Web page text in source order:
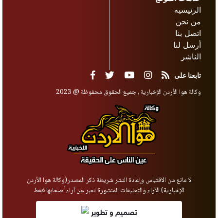
الرئيسية
من نحن
اتصل بنا
أرسل لنا
الناشر
تابعنا على
وكالة هوا الأردن الإخبارية ، جميع الحقوق محفوظة @ 2023
لا مانع من الاقتباس وإعادة النشر شريطة ذكر المصدر(وكالة هوا الأردن
الإخبارية) الآراء والتعليقات المنشورة تعبر عن آراء أصحابها فقط
تصميم و تطوير